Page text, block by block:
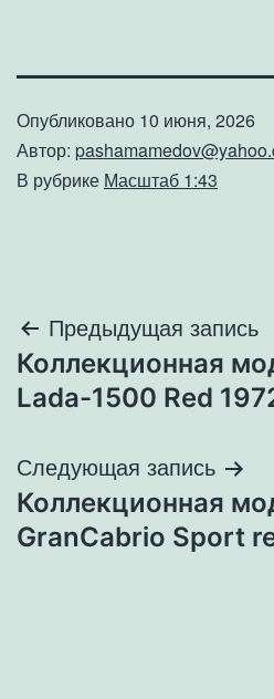
Опубликовано 10 июня, 2026
Автор:
В рубрике Масштаб 1:43
Навигация
по
Предыдущая запись
Коллекционная
Lada-1500 Red
Следующая запись
Коллекционная
GranCabrio Sport